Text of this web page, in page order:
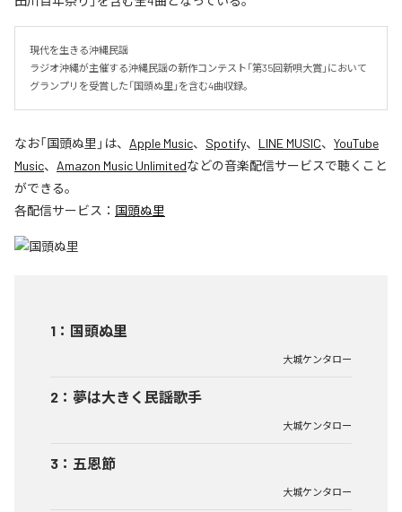
現代を生きる沖縄民謡
ラジオ沖縄が主催する沖縄民謡の新作コンテスト「第35回新唄大賞」において
グランプリを受賞した「国頭ぬ里」を含む4曲収録。
なお「国頭ぬ里 」は、 Apple Music、 Spotify、 LINE MUSIC、 YouTube
Music、 Amazon Music Unlimitedなどの音楽配信サービスで聴くこと
ができる。
各配信サービス： 国頭ぬ里
1 ： 国頭ぬ里
大城ケンタロー
2 ： 夢は大きく民謡歌手
大城ケンタロー
3 ： 五恩節
大城ケンタロー